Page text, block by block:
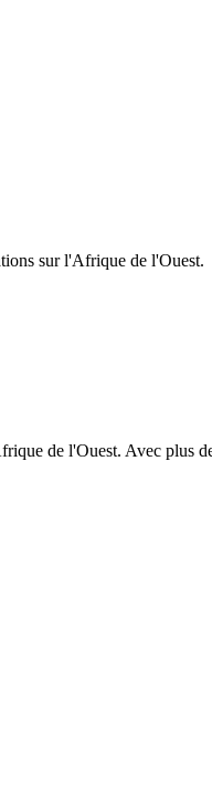
sur l'Afrique de l'Ouest.
de l'Ouest. Avec plus